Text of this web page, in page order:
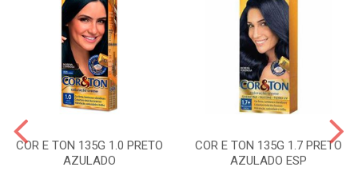
COR E TON 135G 1.0 PRETO
AZULADO
COR E TON 135G 1.7 PRETO
AZULADO ESP